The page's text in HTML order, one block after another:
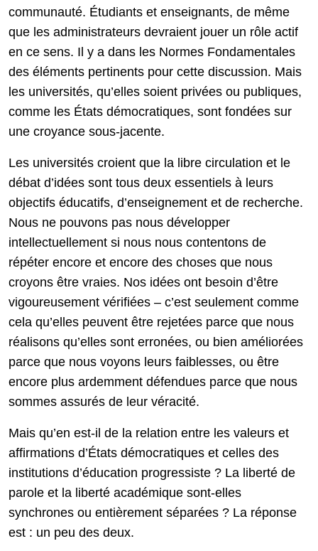
communauté. Étudiants et enseignants, de même
que les administrateurs devraient jouer un rôle actif
en ce sens. Il y a dans les Normes Fondamentales
des éléments pertinents pour cette discussion. Mais
les universités, qu’elles soient privées ou publiques,
comme les États démocratiques, sont fondées sur
une croyance sous-jacente.
Les universités croient que la libre circulation et le
débat d’idées sont tous deux essentiels à leurs
objectifs éducatifs, d’enseignement et de recherche.
Nous ne pouvons pas nous développer
intellectuellement si nous nous contentons de
répéter encore et encore des choses que nous
croyons être vraies. Nos idées ont besoin d’être
vigoureusement vérifiées – c’est seulement comme
cela qu’elles peuvent être rejetées parce que nous
réalisons qu’elles sont erronées, ou bien améliorées
parce que nous voyons leurs faiblesses, ou être
encore plus ardemment défendues parce que nous
sommes assurés de leur véracité.
Mais qu’en est-il de la relation entre les valeurs et
affirmations d’États démocratiques et celles des
institutions d’éducation progressiste ? La liberté de
parole et la liberté académique sont-elles
synchrones ou entièrement séparées ? La réponse
est : un peu des deux.